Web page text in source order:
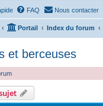
FAQ Nous contacter
Portail Index du forum
et berceuses